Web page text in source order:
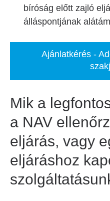
bíróság előtt zajló
álláspontjának
Ajánlatkérés -
Mik a
a NAV
eljárás, vagy
eljáráshoz